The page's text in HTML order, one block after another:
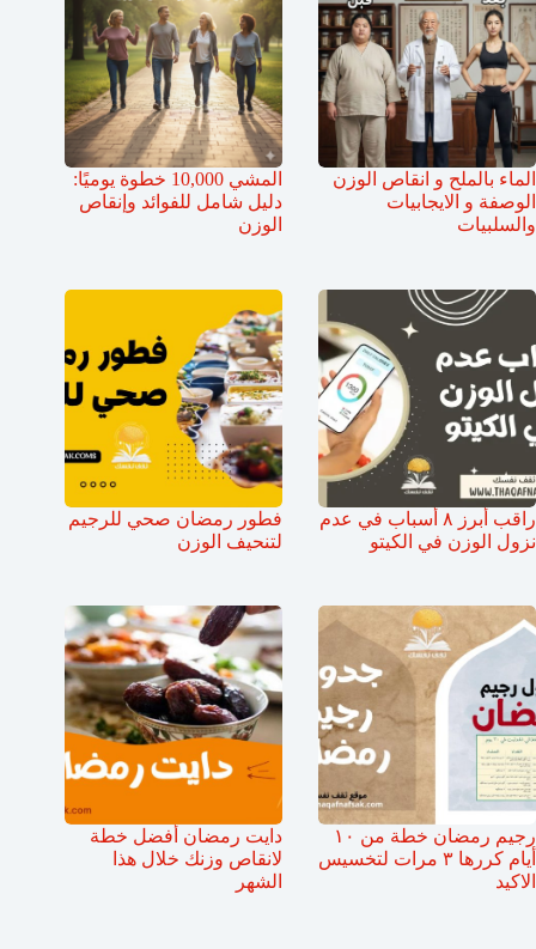
الماء بالملح و انقاص الوزن
الوصفة و الايجابيات
والسلبيات
المشي 10,000 خطوة يوميًا:
دليل شامل للفوائد وإنقاص
الوزن
راقب أبرز ٨ أسباب في عدم
نزول الوزن في الكيتو
فطور رمضان صحي للرجيم
لتنحيف الوزن
رجيم رمضان خطة من ١٠
أيام كررها ٣ مرات لتخسيس
الاكيد
دايت رمضان أفضل خطة
لانقاص وزنك خلال هذا
الشهر